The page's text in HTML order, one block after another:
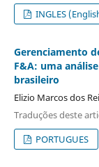
INGLES
Gerenciamento
F&A: uma
brasileiro
Elizio Marcos dos
Traduções deste
PORTUGUES